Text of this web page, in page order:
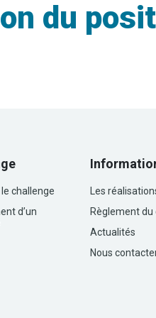
du
challenge
d’un
Les
Règlement du
Actualités
Nous